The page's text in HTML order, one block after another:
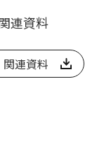
連資料
関連資料